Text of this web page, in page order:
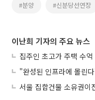
#분양 #신분당선연장
이난희 기자의 주요 뉴스
서울 집합건물 소유권이